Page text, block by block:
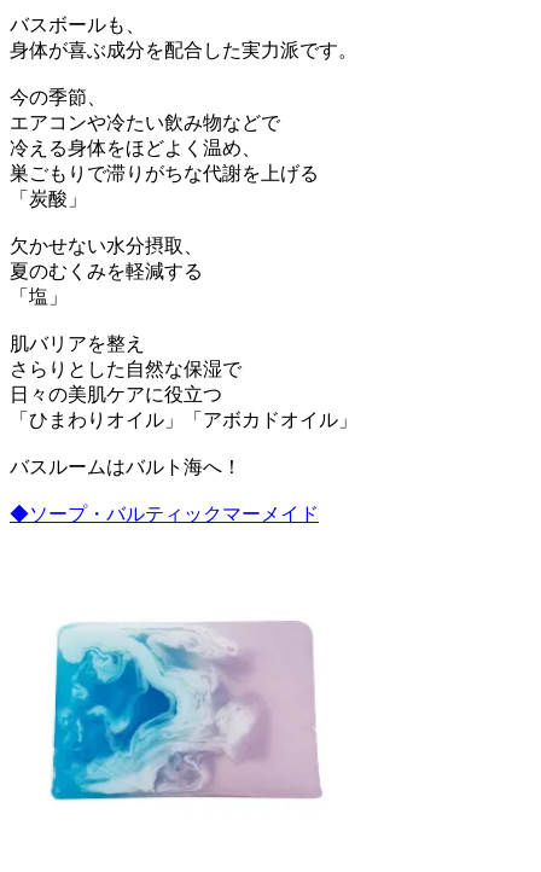
バスボールも、
身体が喜ぶ成分を配合した実力派です。
今の季節、
エアコンや冷たい飲み物などで
冷える身体をほどよく温め、
巣ごもりで滞りがちな代謝を上げる
「炭酸」
欠かせない水分摂取、
夏のむくみを軽減する
「塩」
肌バリアを整え
さらりとした自然な保湿で
日々の美肌ケアに役立つ
「ひまわりオイル」「アボカドオイル」
バスルームはバルト海へ！
◆ソープ・バルティックマーメイド